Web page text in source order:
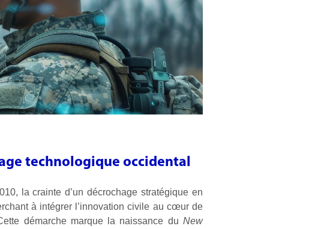
technologique occidental
la crainte d’un décrochage stratégique en
à intégrer l’innovation civile au cœur de
démarche marque la naissance duNew